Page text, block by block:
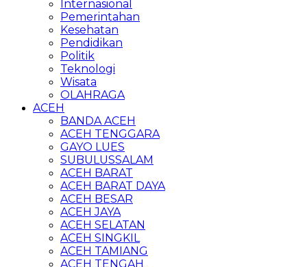
Internasional
Pemerintahan
Kesehatan
Pendidikan
Politik
Teknologi
Wisata
OLAHRAGA
ACEH
BANDA ACEH
ACEH TENGGARA
GAYO LUES
SUBULUSSALAM
ACEH BARAT
ACEH BARAT DAYA
ACEH BESAR
ACEH JAYA
ACEH SELATAN
ACEH SINGKIL
ACEH TAMIANG
ACEH TENGAH